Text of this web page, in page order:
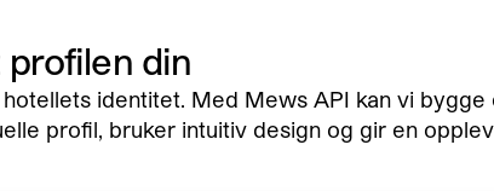
profilen din
identitet. Med Mews API kan vi bygge
profil, bruker intuitiv design og gir en